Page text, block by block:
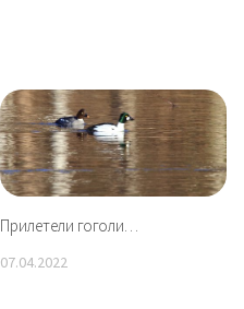
Прилетели гоголи…
07.04.2022